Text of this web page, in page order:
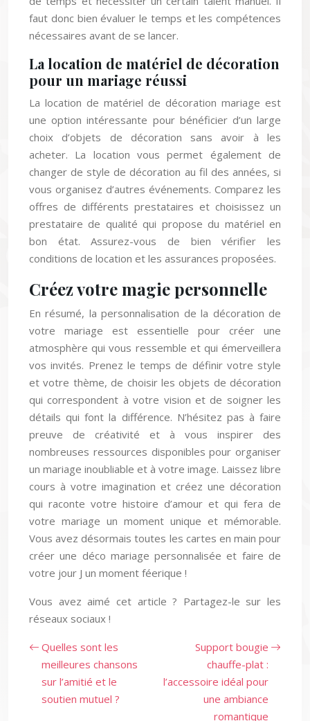
faut donc bien évaluer le temps et les compétences
nécessaires avant de se lancer.
La location de matériel de décoration
pour un mariage réussi
La location de matériel de décoration mariage est
une option intéressante pour bénéficier d’un large
choix d’objets de décoration sans avoir à les
acheter. La location vous permet également de
changer de style de décoration au fil des années, si
vous organisez d’autres événements. Comparez les
offres de différents prestataires et choisissez un
prestataire de qualité qui propose du matériel en
bon état. Assurez-vous de bien vérifier les
conditions de location et les assurances proposées.
Créez votre magie personnelle
En résumé, la personnalisation de la décoration de
votre mariage est essentielle pour créer une
atmosphère qui vous ressemble et qui émerveillera
vos invités. Prenez le temps de définir votre style
et votre thème, de choisir les objets de décoration
qui correspondent à votre vision et de soigner les
détails qui font la différence. N’hésitez pas à faire
preuve de créativité et à vous inspirer des
nombreuses ressources disponibles pour organiser
un mariage inoubliable et à votre image. Laissez libre
cours à votre imagination et créez une décoration
qui raconte votre histoire d’amour et qui fera de
votre mariage un moment unique et mémorable.
Vous avez désormais toutes les cartes en main pour
créer une déco mariage personnalisée et faire de
votre jour J un moment féerique !
Vous avez aimé cet article ? Partagez-le sur les
réseaux sociaux !
Quelles sont les
meilleures chansons
sur l’amitié et le
soutien mutuel ?
Support bougie
chauffe-plat :
l’accessoire idéal pour
une ambiance
romantique